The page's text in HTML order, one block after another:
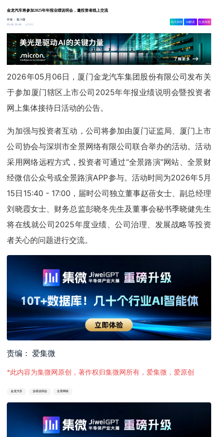
金龙汽车将参加2025年年报业绩说明会，邀投资者线上交流
作者：集小微
05-06 20:46
5901
相关舆情 AI解读 生成海报
2026年05月06日，厦门金龙汽车集团股份有限公司发布关
于参加厦门辖区上市公司2025年年报业绩说明会暨投资者
网上集体接待日活动的公告。
为加强与投资者互动，公司将参加由厦门证监局、厦门上市
公司协会与深圳市全景网络有限公司联合举办的活动。活动
采用网络远程方式，投资者可通过“全景路演”网站、全景财
经微信公众号或全景路演APP参与。活动时间为2026年5月
15日15:40 - 17:00，届时公司独立董事赵蓓女士、副总经理
刘晓霞女士、财务总监彭晓冬先生及董事会秘书季晓健先生
将在线就公司2025年度业绩、公司治理、发展战略等投资
者关心的问题进行交流。
责编： 爱集微
*此内容为集微网原创，著作权归集微网所有，爱集微，爱原创
金龙汽车 业绩说明会 全景网络